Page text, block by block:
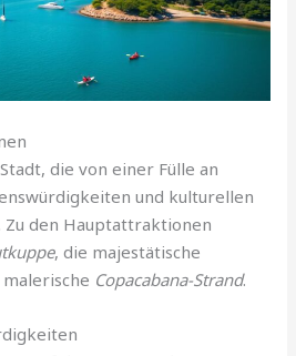
die von einer Fülle an
und kulturellen
den Hauptattraktionen
, die majestätische
Copacabana-Strand.